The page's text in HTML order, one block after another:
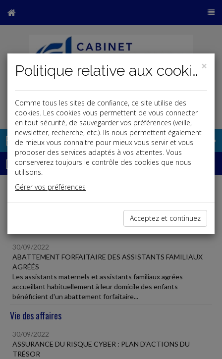
Base documentaire
Dépêches
Liste des dernières dépêches
30/09/2022
ABATTEMENT FORFAITAIRE DES ASSISTANTS FAMILIAUX
AGRÉÉS
Les assistants maternels et assistants familiaux agrées
accueillant habituellement à leur domicile des enfants
bénéficient d'un abattement forfaitaire...
Vie des affaires
30/09/2022
ASSURANCE DU RISQUE CYBER : PLAN D'ACTIONS DU
TRÉSOR
×
Politique relative aux cookies
Comme tous les sites de confiance, ce site utilise des
cookies. Les cookies vous permettent de vous connecter
en tout sécurité, de sauvegarder vos préférences (veille,
newsletter, recherche, etc.). Ils nous permettent également
de mieux vous connaitre pour mieux vous servir et vous
proposer des services adaptés à vos attentes. Vous
conserverez toujours le contrôle des cookies que nous
utilisons.
Gérer vos préférences
Acceptez et continuez